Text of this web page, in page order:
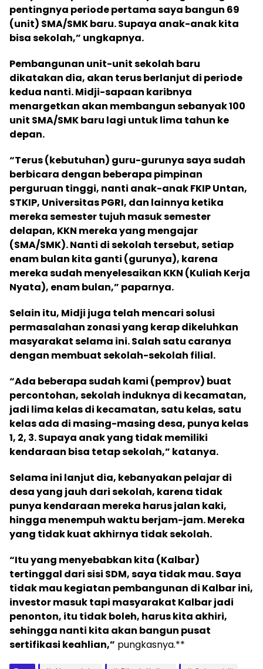
pentingnya periode pertama saya bangun 69
(unit) SMA/SMK baru. Supaya anak-anak kita
bisa sekolah,” ungkapnya.
Pembangunan unit-unit sekolah baru
dikatakan dia, akan terus berlanjut di periode
kedua nanti. Midji-sapaan karibnya
menargetkan akan membangun sebanyak 100
unit SMA/SMK baru lagi untuk lima tahun ke
depan.
“Terus (kebutuhan) guru-gurunya saya sudah
berbicara dengan beberapa pimpinan
perguruan tinggi, nanti anak-anak FKIP Untan,
STKIP, Universitas PGRI, dan lainnya ketika
mereka semester tujuh masuk semester
delapan, KKN mereka yang mengajar
(SMA/SMK). Nanti di sekolah tersebut, setiap
enam bulan kita ganti (gurunya), karena
mereka sudah menyelesaikan KKN (Kuliah Kerja
Nyata), enam bulan,” paparnya.
Selain itu, Midji juga telah mencari solusi
permasalahan zonasi yang kerap dikeluhkan
masyarakat selama ini. Salah satu caranya
dengan membuat sekolah-sekolah filial.
“Ada beberapa sudah kami (pemprov) buat
percontohan, sekolah induknya di kecamatan,
jadi lima kelas di kecamatan, satu kelas, satu
kelas ada di masing-masing desa, punya kelas
1, 2, 3. Supaya anak yang tidak memiliki
kendaraan bisa tetap sekolah,” katanya.
Selama ini lanjut dia, kebanyakan pelajar di
desa yang jauh dari sekolah, karena tidak
punya kendaraan mereka harus jalan kaki,
hingga menempuh waktu berjam-jam. Mereka
yang tidak kuat akhirnya tidak sekolah.
“Itu yang menyebabkan kita (Kalbar)
tertinggal dari sisi SDM, saya tidak mau. Saya
tidak mau kegiatan pembangunan di Kalbar ini,
investor masuk tapi masyarakat Kalbar jadi
penonton, itu tidak boleh, harus kita akhiri,
sehingga nanti kita akan bangun pusat
sertifikasi keahlian,” pungkasnya.**